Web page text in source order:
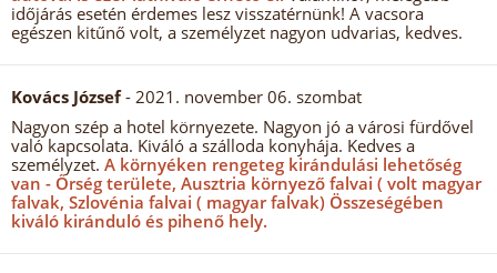
időjárás esetén érdemes lesz visszatérnünk! A vacsora
egészen kitűnő volt, a személyzet nagyon udvarias, kedves.
Kovács József- 2021. november 06. szombat
Nagyon szép a hotel környezete. Nagyon jó a városi fürdővel
való kapcsolata. Kiváló a szálloda konyhája. Kedves a
személyzet. A környéken rengeteg kirándulási lehetőség
van - Őrség területe, Ausztria környező falvai ( volt magyar
falvak, Szlovénia falvai ( magyar falvak) Összeségében
kiváló kiránduló és pihenő hely.